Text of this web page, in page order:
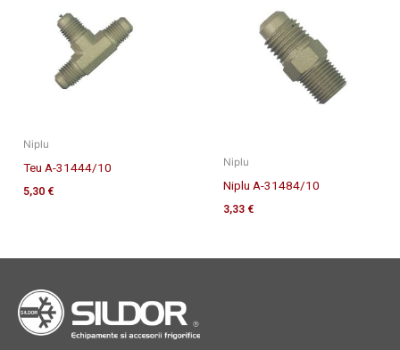
Niplu
Teu A-31444/10
5,30 €
Niplu
Niplu A-31484/10
3,33 €